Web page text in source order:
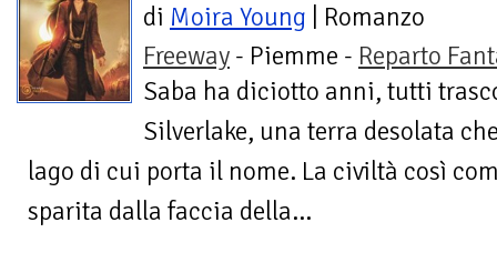
di Moira Young | Romanzo
Freeway - Piemme - Reparto
Saba ha diciotto anni, tutti
Silverlake, una terra desolata
lago di cui porta il nome. La civiltà così
sparita dalla faccia della...